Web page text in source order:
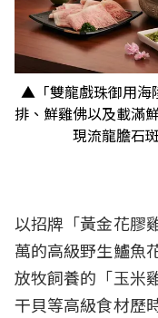
▲「雙龍戲珠御用海
排、鮮雞佛以及載滿
現流龍膽石
以招牌「黃金花膠
萬的高級野生鱸魚
放牧飼養的「玉米
干貝等高級食材歷